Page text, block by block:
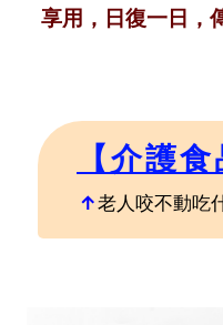
享用，日復一日，
【介護
↑老人咬不動吃